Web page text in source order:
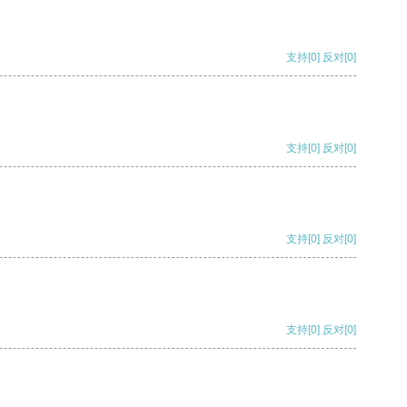
支持[0] 反对[0]
支持[0] 反对[0]
支持[0] 反对[0]
支持[0] 反对[0]